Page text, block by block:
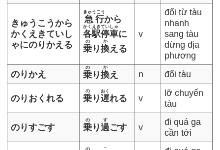
きゅうこうから
かくえきていし
ゃにのりかえる
急行
きゅうこう
から
各駅
かくえき
停車
ていしゃ
に
乗
の
り換
か
える
v
đổi từ tàu
nhanh
sang tàu
dừng địa
phương
のりかえ
乗
の
り換
か
え n đổi tàu
のりおくれる 乗
の
り遅
おく
れる v
lỡ chuyến
tàu
のりすごす 乗
の
り過
す
ごす v
đi quá ga
cần tới